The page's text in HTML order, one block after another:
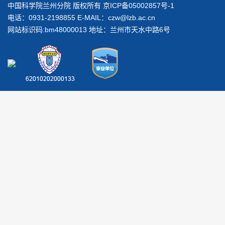
中国科学院兰州分院 版权所有 京ICP备05002857号-1
电话：0931-2198855 E-MAIL： czw@lzb.ac.cn
网站标识码:bm48000013 地址：兰州市天水中路6号